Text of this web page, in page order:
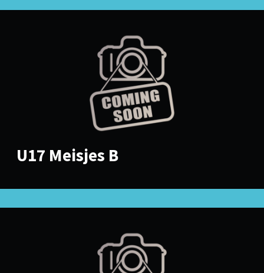
U17 Meisjes B